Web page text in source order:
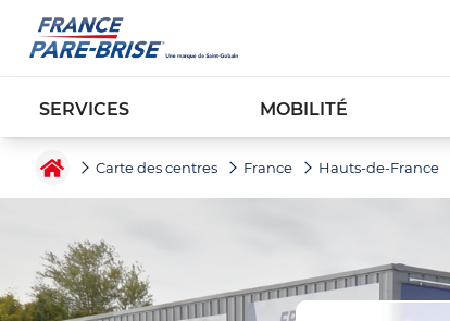
SERVICES MOBILITÉ
Carte des centres France Hauts-de-France